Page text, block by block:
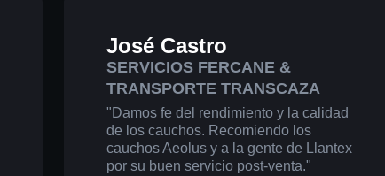
José Castro
SERVICIOS FERCANE &
TRANSPORTE TRANSCAZA
"Damos fe del rendimiento y la calidad
de los cauchos. Recomiendo los
cauchos Aeolus y a la gente de Llantex
por su buen servicio post-venta."